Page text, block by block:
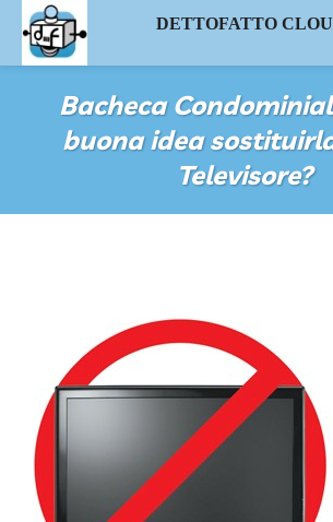
Bacheca
buona idea
Televisore?
DETTOFATTO